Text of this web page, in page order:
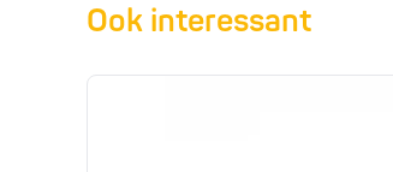
Ook interessant